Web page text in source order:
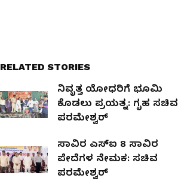
RELATED STORIES
ನಿವೃತ್ತ ಯೋಧರಿಗೆ ಭೂಮಿ
ಕೊಡಲು ಪ್ರಯತ್ನ: ಗೃಹ ಸಚಿವ
ಪರಮೇಶ್ವರ್
ಸಾವಿರ ಎಸ್‌ಐ 8 ಸಾವಿರ
ಪೇದೆಗಳ ನೇಮಕ: ಸಚಿವ
ಪರಮೇಶ್ವರ್